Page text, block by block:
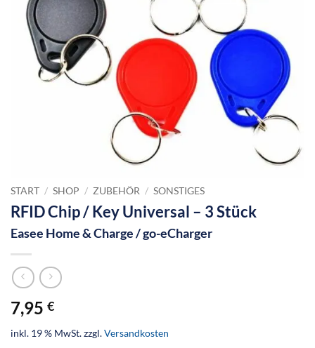
START / SHOP / ZUBEHÖR / SONSTIGES
RFID Chip / Key Universal – 3 Stück
Easee Home & Charge / go-eCharger
7,95 €
inkl. 19 % MwSt.zzgl.Versandkosten